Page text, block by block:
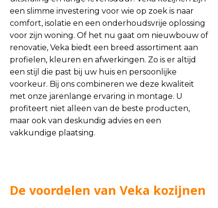
een slimme investering voor wie op zoek is naar
comfort, isolatie en een onderhoudsvrije oplossing
voor zijn woning. Of het nu gaat om nieuwbouw of
renovatie, Veka biedt een breed assortiment aan
profielen, kleuren en afwerkingen. Zo is er altijd
een stijl die past bij uw huis en persoonlijke
voorkeur. Bij ons combineren we deze kwaliteit
met onze jarenlange ervaring in montage. U
profiteert niet alleen van de beste producten,
maar ook van deskundig advies en een
vakkundige plaatsing.
De voordelen van Veka kozijnen